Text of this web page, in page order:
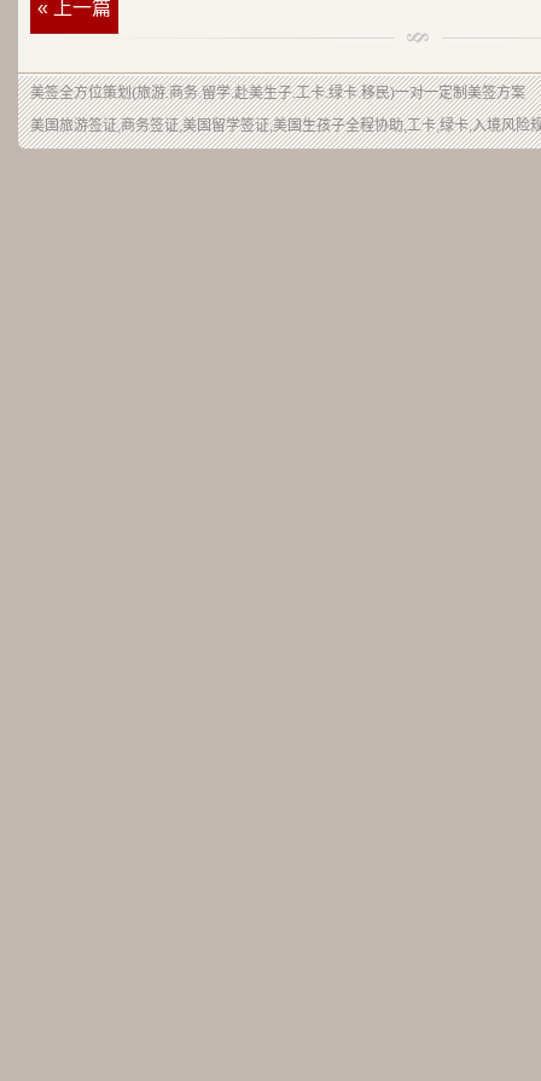
« 上一篇
美签全方位策划(旅游.商务.留学.赴美生子.工卡.绿卡.移民)一对一定制美签方案
美国旅游签证,商务签证,美国留学签证,美国生孩子全程协助,工卡,绿卡,入境风险